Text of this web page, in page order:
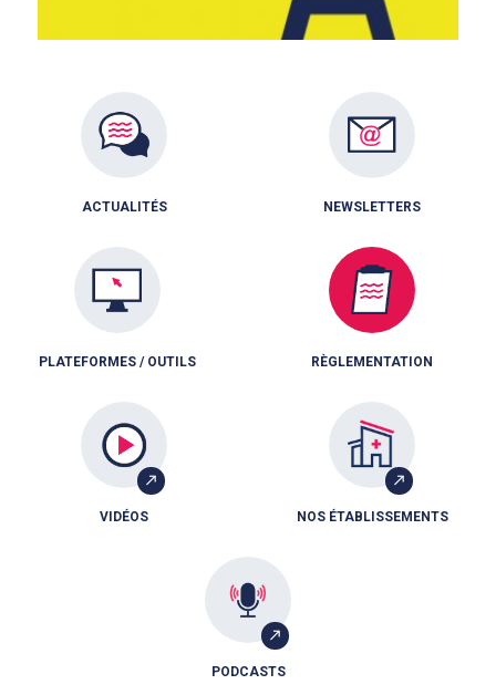
ACTUALITÉS NEWSLETTERS
PLATEFORMES / OUTILS RÈGLEMENTATION
VIDÉOS NOS ÉTABLISSEMENTS
PODCASTS